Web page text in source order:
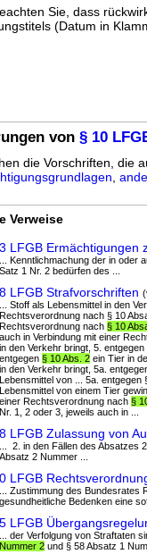
Sie, dass
(Datum in
von § 10
die Vorschriften, die
Verweise
LFGB Ermächtigungen
... Kenntlichmachung der in oder
Satz 1 Nr. 2 bedürfen des ...
LFGB Strafvorschriften
... Stoff als Lebensmittel in den
Rechtsverordnung nach § 10
Rechtsverordnung nach § 10
auch in Verbindung mit einer
in den Verkehr bringt, 5.
entgegen § 10 Abs. 2 ein Tier in
in den Verkehr bringt, 5a.
Lebensmittel von ... 5a. entgegen
Lebensmittel von einem Tier
einer Rechtsverordnung nach §
Nr. 1, 2 oder 3, jeweils auch in ...
LFGB Zulassung von
... 2. in den Fällen des Absatzes
Absatz 2 Nummer ...
LFGB
... Zustimmung des
gesundheitliche Bedenken eine
LFGB
... der Verfolgung von Straftaten
Nummer 2 und § 58 Absatz 1